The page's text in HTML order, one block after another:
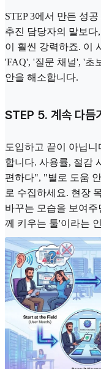
STEP 3에서 만든 성
추진 담당자의 말보
이 훨씬 강력하죠. 이
'FAQ', '질문 채널', '초
안을 해소합니다.
STEP 5. 계속 다듬
도입하고 끝이 아닙
합니다. 사용률, 절감
편하다", "별로 도움
로 수집하세요. 현장
바꾸는 모습을 보여
께 키우는 툴'이라는